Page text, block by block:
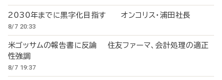
2030年までに黒字化目指す オンコリス・浦田社長
8/7 20:33
米ゴッサムの報告書に反論 住友ファーマ、会計処理の適正
性強調
8/7 19:37